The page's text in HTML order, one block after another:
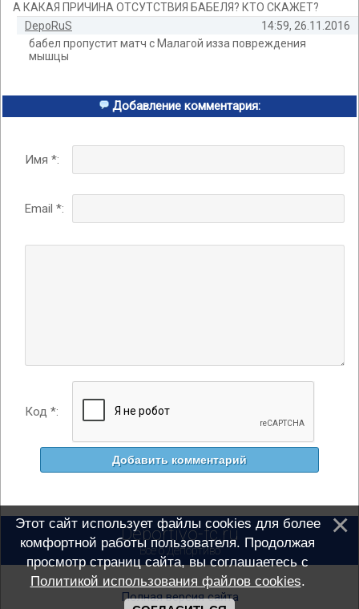
А КАКАЯ ПРИЧИНА ОТСУТСТВИЯ БАБЕЛЯ? КТО СКАЖЕТ?
DepoRuS
14:59, 26.11.2016
бабел пропустит матч с Малагой изза повреждения
мышцы
Добавление комментария:
Имя *:
Email *:
Код *:
Deportivo-fc.ru
Всё о Депортиво
Полная версия сайта
Этот сайт использует файлы cookies для более
комфортной работы пользователя. Продолжая
просмотр страниц сайта, вы соглашаетесь с
Политикой использования файлов cookies.